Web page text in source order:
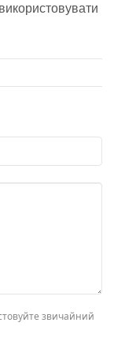
звичайний